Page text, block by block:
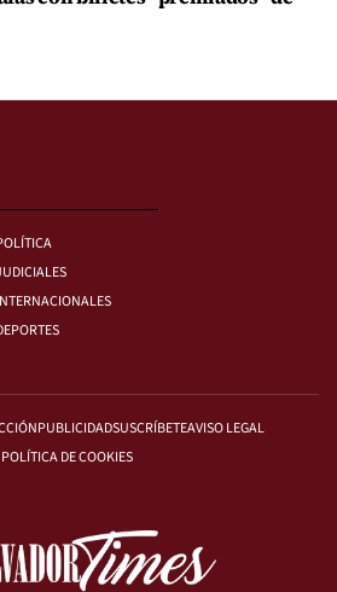
PUBLICIDADSUSCRÍBETEAVISO LEGAL
POLÍTICA DE COOKIES